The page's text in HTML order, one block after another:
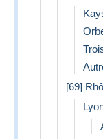
[69]